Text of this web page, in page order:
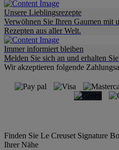
Unsere Lieblingsrezepte
Verwöhnen Sie Ihren Gaumen mit
Rezepten aus aller Welt.
Immer informiert bleiben
Melden Sie sich an und erhalten
Wir akzeptieren folgende
Finden Sie Le Creuset Signature
Ihrer Nähe